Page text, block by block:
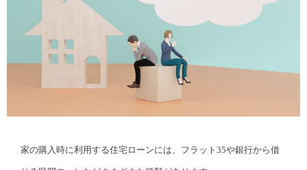
家の購入時に利用する住宅ローンには、フラット35や銀行から借